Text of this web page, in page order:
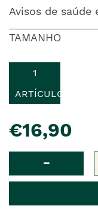
Avisos de saúde
TAMANHO
1
ARTÍCULO
€16,90
-